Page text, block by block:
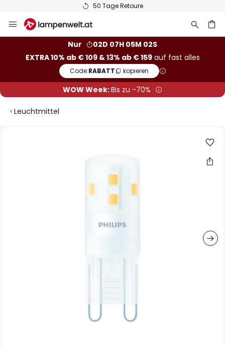
50 Tage Retoure
Inhalt
Nur
02D 07H 05M 01S
EXTRA 10% ab € 109 & 13% ab € 159auf fast alles
Code:RABATT kopieren
WOW Week:Bis zu -70%
Leuchtmittel